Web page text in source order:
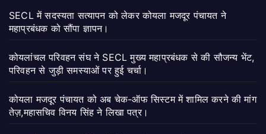
SECL में सदस्यता सत्यापन को लेकर कोयला मजदूर पंचायत ने
महाप्रबंधक को सौंपा ज्ञापन।
कोयलांचल परिवहन संघ ने SECL मुख्य महाप्रबंधक से की सौजन्य भेंट,
परिवहन से जुड़ी समस्याओं पर हुई चर्चा।
कोयला मजदूर पंचायत को अब चेक-ऑफ सिस्टम में शामिल करने की मांग
तेज़,महासचिव विनय सिंह ने लिखा पत्र।